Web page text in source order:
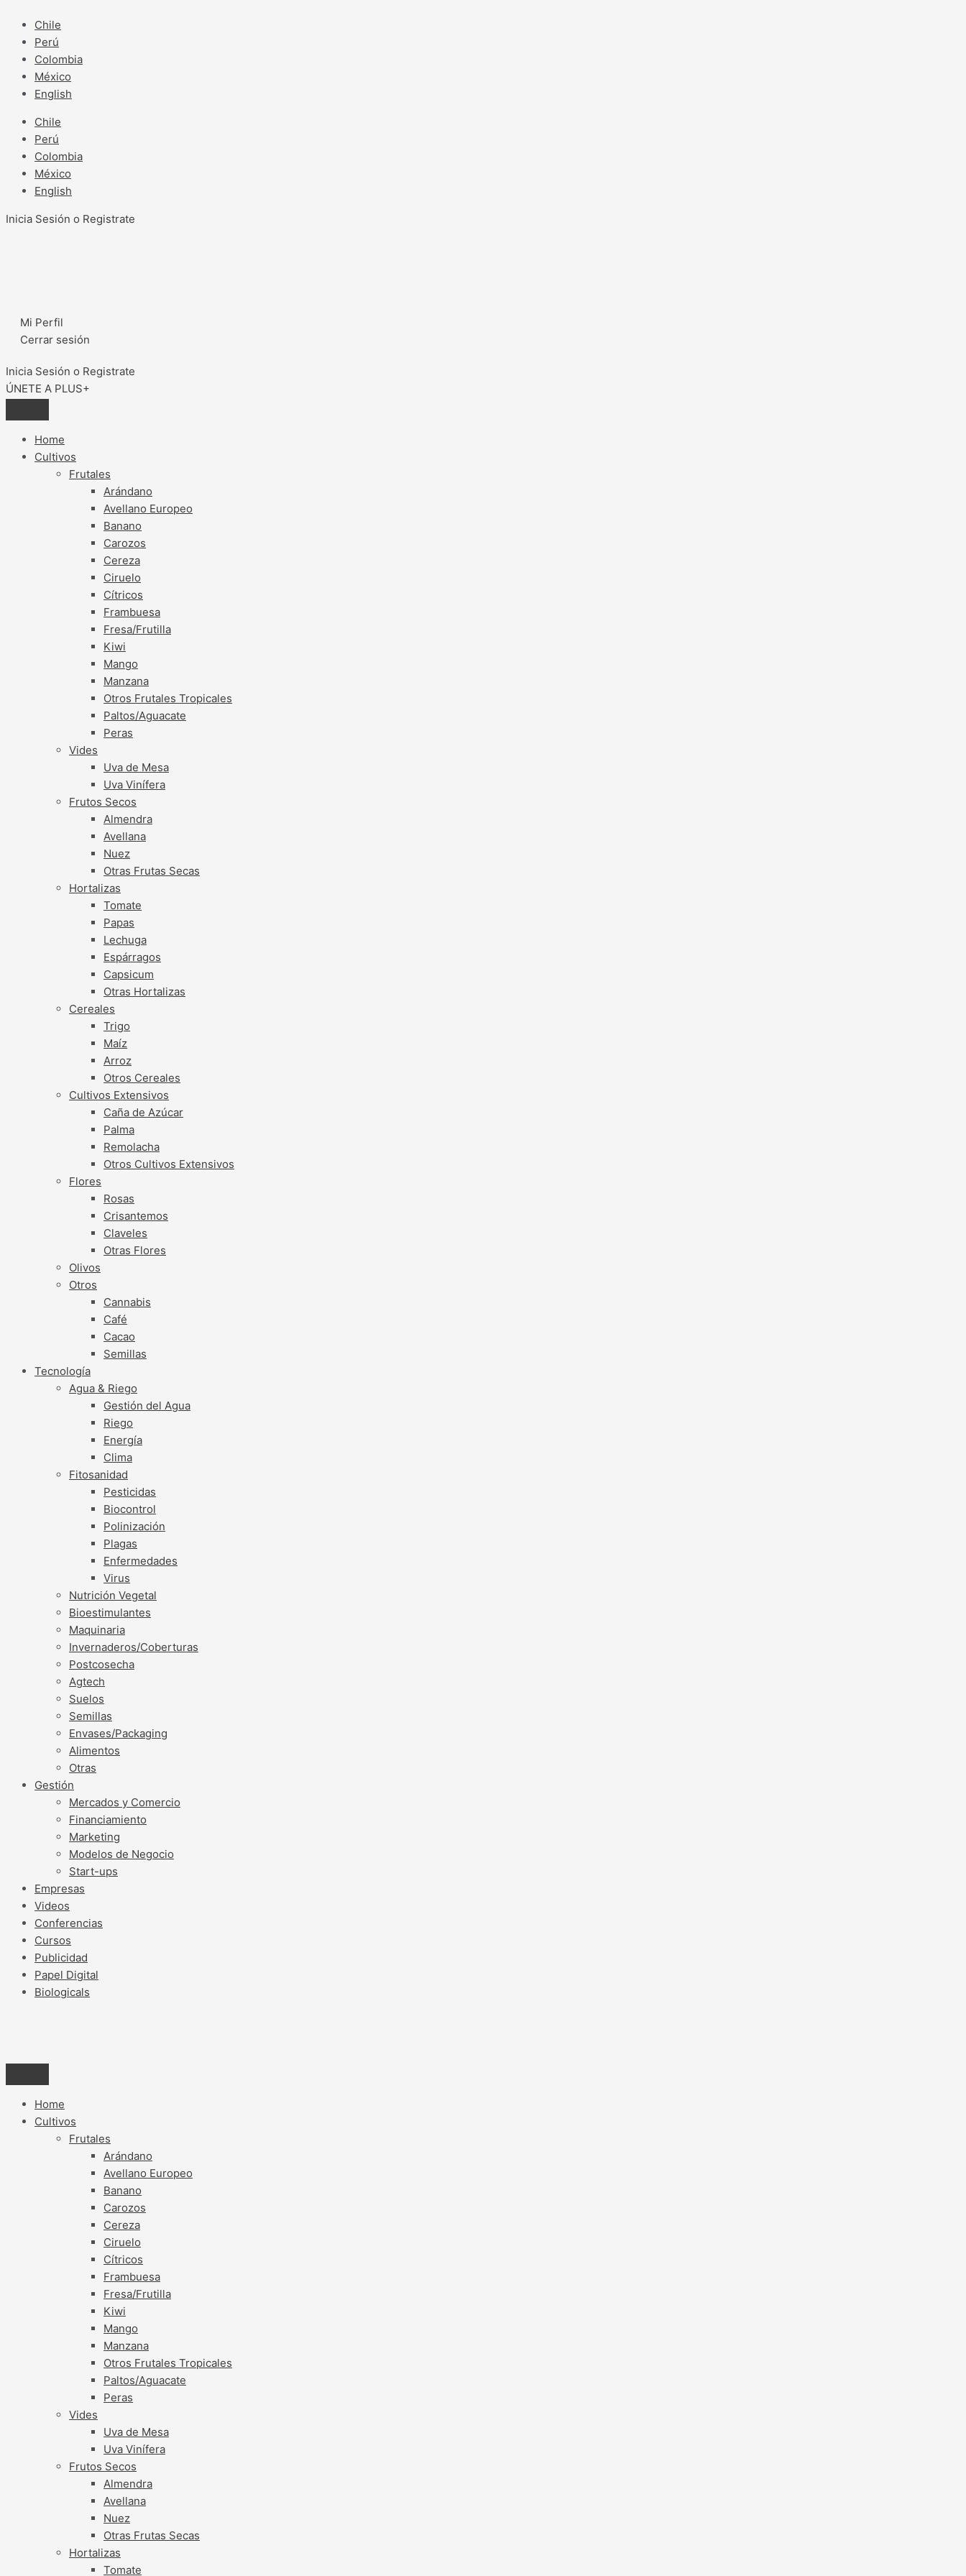
contenido
Chile
Perú
Colombia
México
English
Chile
Perú
Colombia
México
English
Inicia Sesión o Registrate
Mi Perfil
Cerrar sesión
Inicia Sesión o Registrate
ÚNETE A PLUS+
Home
Cultivos
Frutales
Arándano
Avellano Europeo
Banano
Carozos
Cereza
Ciruelo
Cítricos
Frambuesa
Fresa/Frutilla
Kiwi
Mango
Manzana
Otros Frutales Tropicales
Paltos/Aguacate
Peras
Vides
Uva de Mesa
Uva Vinífera
Frutos Secos
Almendra
Avellana
Nuez
Otras Frutas Secas
Hortalizas
Tomate
Papas
Lechuga
Espárragos
Capsicum
Otras Hortalizas
Cereales
Trigo
Maíz
Arroz
Otros Cereales
Cultivos Extensivos
Caña de Azúcar
Palma
Remolacha
Otros Cultivos Extensivos
Flores
Rosas
Crisantemos
Claveles
Otras Flores
Olivos
Otros
Cannabis
Café
Cacao
Semillas
Tecnología
Agua & Riego
Gestión del Agua
Riego
Energía
Clima
Fitosanidad
Pesticidas
Biocontrol
Polinización
Plagas
Enfermedades
Virus
Nutrición Vegetal
Bioestimulantes
Maquinaria
Invernaderos/Coberturas
Postcosecha
Agtech
Suelos
Semillas
Envases/Packaging
Alimentos
Otras
Gestión
Mercados y Comercio
Financiamiento
Marketing
Modelos de Negocio
Start-ups
Empresas
Videos
Conferencias
Cursos
Publicidad
Papel Digital
Biologicals
Home
Cultivos
Frutales
Arándano
Avellano Europeo
Banano
Carozos
Cereza
Ciruelo
Cítricos
Frambuesa
Fresa/Frutilla
Kiwi
Mango
Manzana
Otros Frutales Tropicales
Paltos/Aguacate
Peras
Vides
Uva de Mesa
Uva Vinífera
Frutos Secos
Almendra
Avellana
Nuez
Otras Frutas Secas
Hortalizas
Tomate